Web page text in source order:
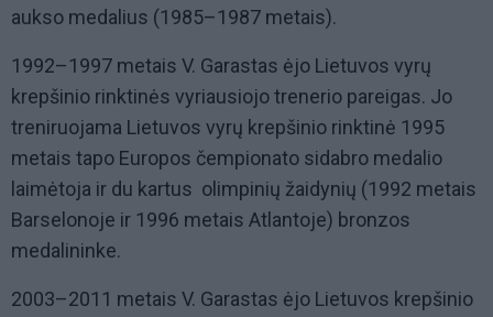
aukso medalius (1985–1987 metais).
1992–1997 metais V. Garastas ėjo Lietuvos vyrų
krepšinio rinktinės vyriausiojo trenerio pareigas. Jo
treniruojama Lietuvos vyrų krepšinio rinktinė 1995
metais tapo Europos čempionato sidabro medalio
laimėtoja ir du kartus olimpinių žaidynių (1992 metais
Barselonoje ir 1996 metais Atlantoje) bronzos
medalininke.
2003–2011 metais V. Garastas ėjo Lietuvos krepšinio